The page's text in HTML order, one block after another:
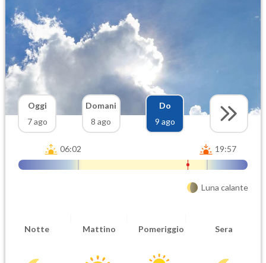
Oggi
7 ago
Domani
8 ago
Do
9 ago
06:02 19:57
Luna calante
Notte Mattino Pomeriggio Sera